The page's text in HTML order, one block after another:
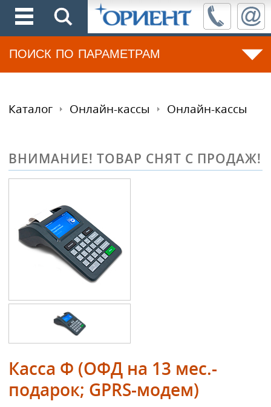
ПОИСК ПО ПАРАМЕТРАМ
Каталог Онлайн-кассы Онлайн-кассы
ВНИМАНИЕ! ТОВАР СНЯТ С ПРОДАЖ!
Касса Ф (ОФД на 13 мес.-
подарок; GPRS-модем)